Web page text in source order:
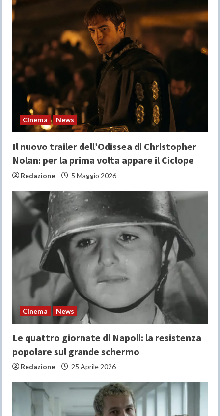
e
d
i
n
gCinema News
Il nuovo trailer dell’Odissea di Christopher
Nolan: per la prima volta appare il Ciclope
Redazione 5 Maggio 2026
Cinema News
Le quattro giornate di Napoli: la resistenza
popolare sul grande schermo
Redazione 25 Aprile 2026